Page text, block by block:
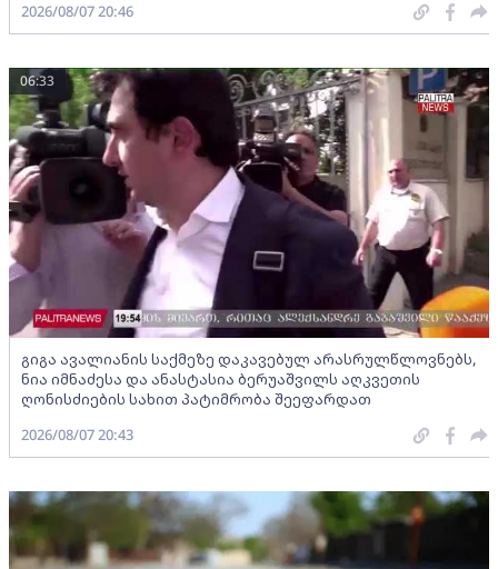
2026/08/07 20:46
გიგა ავალიანის საქმეზე დაკავებულ არასრულწლოვნებს,
ნია იმნაძესა და ანასტასია ბერუაშვილს აღკვეთის
ღონისძიების სახით პატიმრობა შეეფარდათ
06:33
2026/08/07 20:43